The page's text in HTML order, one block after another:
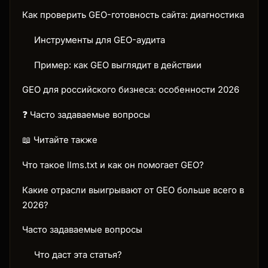
Как проверить GEO-готовность сайта: диагностика
Инструменты для GEO-аудита
Пример: как GEO выглядит в действии
GEO для российского бизнеса: особенности 2026
❓ Часто задаваемые вопросы
📖 Читайте также
Что такое llms.txt и как он помогает GEO?
Какие отрасли выигрывают от GEO больше всего в
2026?
Часто задаваемые вопросы
Что даст эта статья?